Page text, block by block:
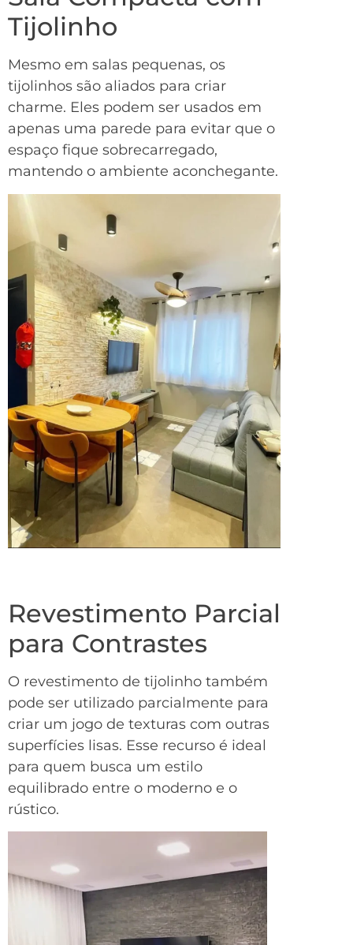
Tijolinho
Mesmo em salas pequenas, os
tijolinhos são aliados para criar
charme. Eles podem ser usados em
apenas uma parede para evitar que o
espaço fique sobrecarregado,
mantendo o ambiente aconchegante.
Revestimento Parcial
para Contrastes
O revestimento de tijolinho também
pode ser utilizado parcialmente para
criar um jogo de texturas com outras
superfícies lisas. Esse recurso é ideal
para quem busca um estilo
equilibrado entre o moderno e o
rústico.